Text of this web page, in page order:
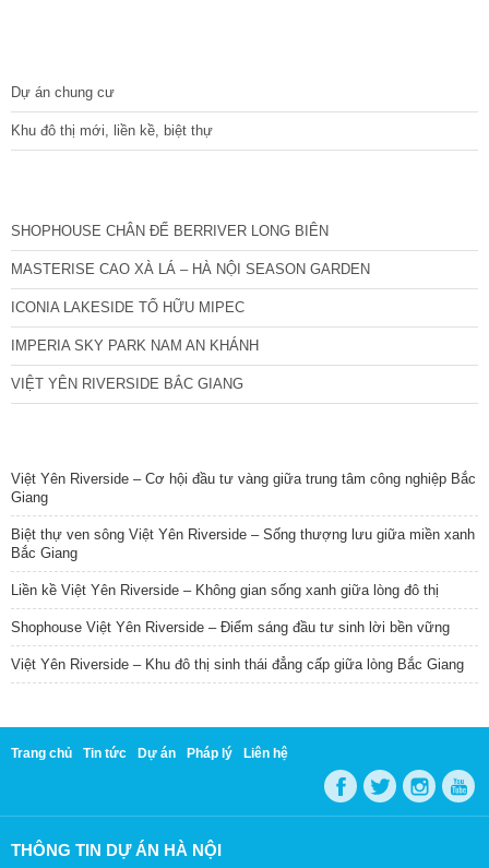
Dự án chung cư
Khu đô thị mới, liền kề, biệt thự
SHOPHOUSE CHÂN ĐẾ BERRIVER LONG BIÊN
MASTERISE CAO XÀ LÁ – HÀ NỘI SEASON GARDEN
ICONIA LAKESIDE TỐ HỮU MIPEC
IMPERIA SKY PARK NAM AN KHÁNH
VIỆT YÊN RIVERSIDE BẮC GIANG
Việt Yên Riverside – Cơ hội đầu tư vàng giữa trung tâm công nghiệp Bắc
Giang
Biệt thự ven sông Việt Yên Riverside – Sống thượng lưu giữa miền xanh
Bắc Giang
Liền kề Việt Yên Riverside – Không gian sống xanh giữa lòng đô thị
Shophouse Việt Yên Riverside – Điểm sáng đầu tư sinh lời bền vững
Việt Yên Riverside – Khu đô thị sinh thái đẳng cấp giữa lòng Bắc Giang
Trang chủ Tin tức Dự án Pháp lý Liên hệ
THÔNG TIN DỰ ÁN HÀ NỘI